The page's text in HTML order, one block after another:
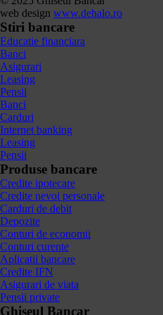
web design www.dehalo.ro
Stiri bancare
Educatie financiara
Banci
Asigurari
Leasing
Pensii
Banci
Carduri
Internet banking
Leasing
Pensii
Produse bancare
Credite ipotecare
Credite nevoi personale
Carduri de debit
Depozite
Conturi de economii
Conturi curente
Aplicatii bancare
Credite IFN
Asigurari de viata
Pensii private
Ghiseul Bancar